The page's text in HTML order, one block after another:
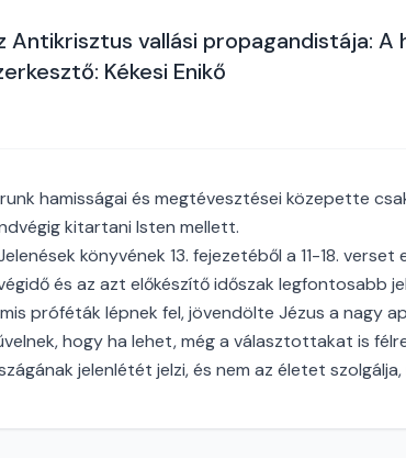
Antikrisztus vallási propagandistája: A
Kékesi Enikő
hamisságai és megtévesztései közepette
kitartani Isten mellett.
könyvének 13. fejezetéből a 11-18. verset
és az azt előkészítő időszak legfontosabb
próféták lépnek fel, jövendölte Jézus a nagy
hogy ha lehet, még a választottakat is
jelenlétét jelzi, és nem az életet